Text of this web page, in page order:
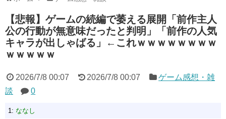
【悲報】ゲームの続編で萎える展開「前作主人
公の行動が無意味だったと判明」「前作の人気
キャラが出しゃばる」←これｗｗｗｗｗｗｗｗ
ｗｗｗｗｗ
2026/7/8 00:07 2026/7/8 00:07
ゲーム感想・雑
談
0
1: ななし